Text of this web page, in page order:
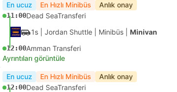
En ucuz En Hızlı Minibüs Anlık onay
11:00Dead SeaTransferi
1s | Jordan Shuttle Minibüs Minivan
12:00Amman Transferi
Ayrıntıları görüntüle
En ucuz En Hızlı Minibüs Anlık onay
12:00Dead SeaTransferi